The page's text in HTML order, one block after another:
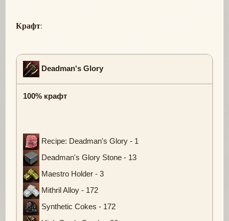
Крафт:
Deadman's Glory
100% крафт
Recipe: Deadman's Glory - 1
Deadman's Glory Stone - 13
Maestro Holder - 3
Mithril Alloy - 172
Synthetic Cokes - 172